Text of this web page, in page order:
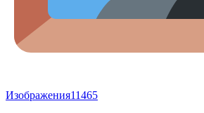
Изображения11465